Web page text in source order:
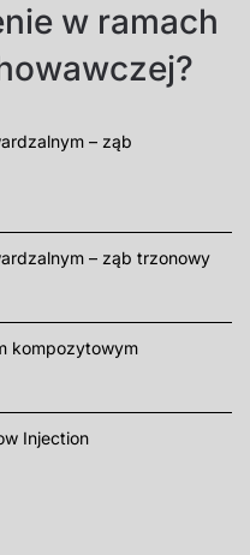
w ramach
– ząb
– ząb trzonowy
kompozytowym
Injection